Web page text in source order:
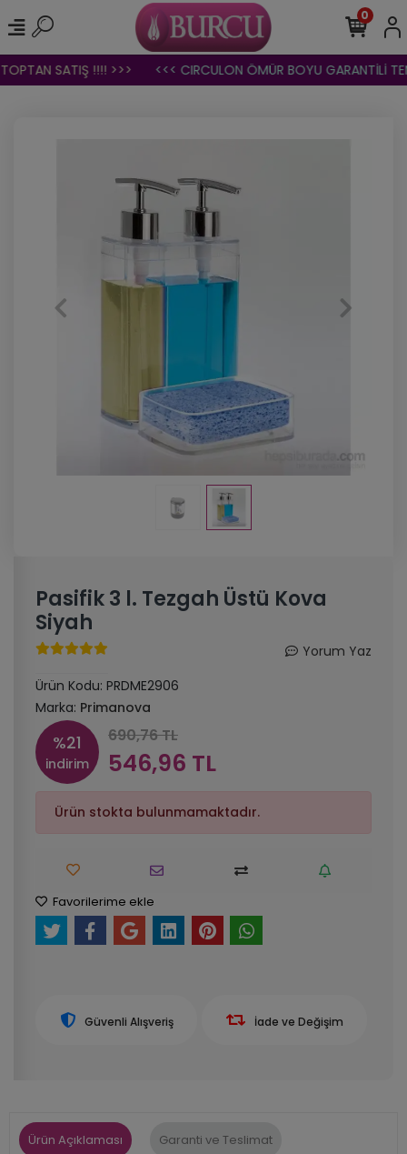
SATIŞ !!!! >>> <<< CIRCULON ÖMÜR BOYU GARANTİLİ
0
Pasifik 3 l. Tezgah Üstü Kova
Siyah
Yorum Yaz
Ürün Kodu: PRDME2906
Marka: Primanova
%21
indirim
690,76 TL
546,96 TL
Ürün stokta bulunmamaktadır.
Favorilerime ekle
Güvenli Alışveriş İade ve Değişim
Ürün Açıklaması Garanti ve Teslimat